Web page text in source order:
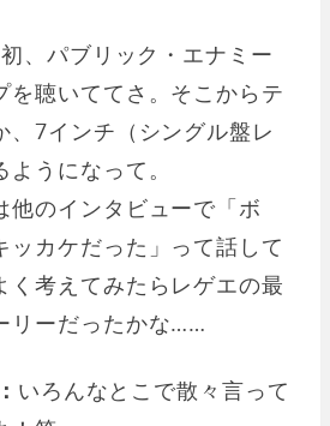
、パブリック・エナミー
を聴いててさ。そこからテ
、7インチ（シングル盤レ
うになって。
他のインタビューで「ボ
ッカケだった」って話して
く考えてみたらレゲエの最
リーだったかな……
いろんなとこで散々言って